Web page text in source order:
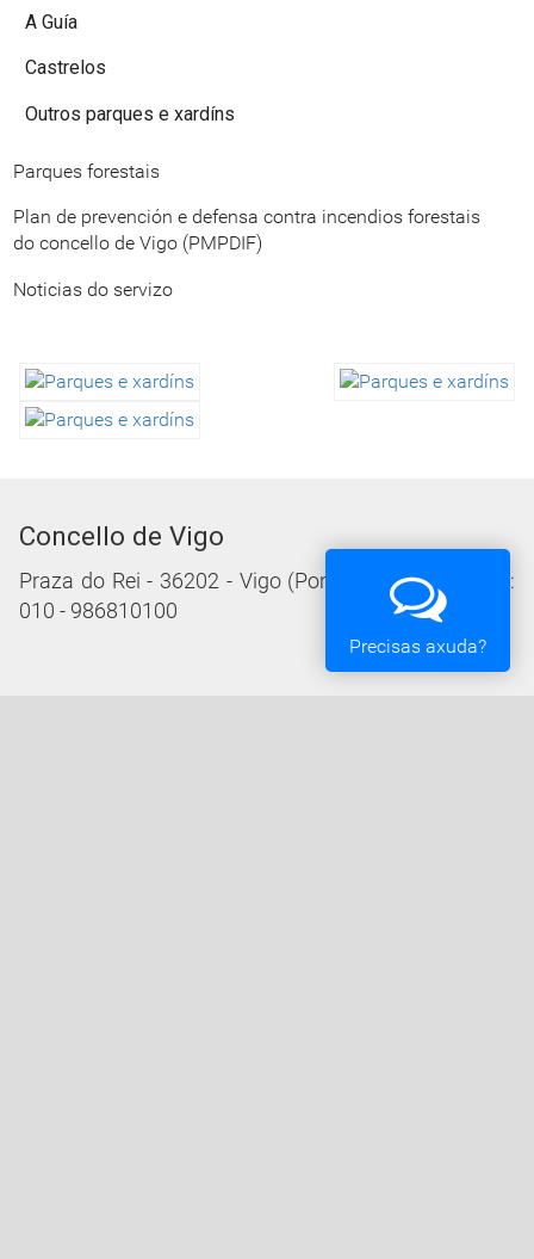
A Guía
Castrelos
Outros parques e xardíns
Parques forestais
Plan de prevención e defensa contra incendios forestais
do concello de Vigo (PMPDIF)
Noticias do servizo
Concello de Vigo
Praza do Rei - 36202 - Vigo (Pontevedra) - Teléfono:
010 - 986810100
Precisas axuda?